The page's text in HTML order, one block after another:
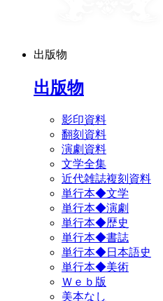
出版物
出版物
影印資料
翻刻資料
演劇資料
文学全集
近代雑誌複刻資料
単行本◆文学
単行本◆演劇
単行本◆歴史
単行本◆書誌
単行本◆日本語史
単行本◆美術
Ｗｅｂ版
美本なし